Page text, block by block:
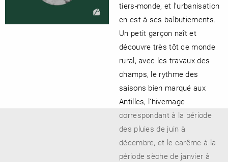
tiers-monde, et l’urbanisation
en est à ses balbutiements.
Un petit garçon naît et
découvre très tôt ce monde
rural, avec les travaux des
champs, le rythme des
saisons bien marqué aux
Antilles, l’hivernage
correspondant à la période
des pluies de juin à
décembre, et le carême à la
période sèche de janvier à